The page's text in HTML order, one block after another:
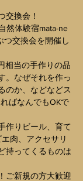
交換会！
然体験宿mata-ne
つ交換会を開催し
相当の手作りの品
。なぜそれを作っ
のか、などなどス
ばなんでもOKで
作りビール、育て
肉、アクセサリ
持ってくるものは
ご新規の方大歓迎